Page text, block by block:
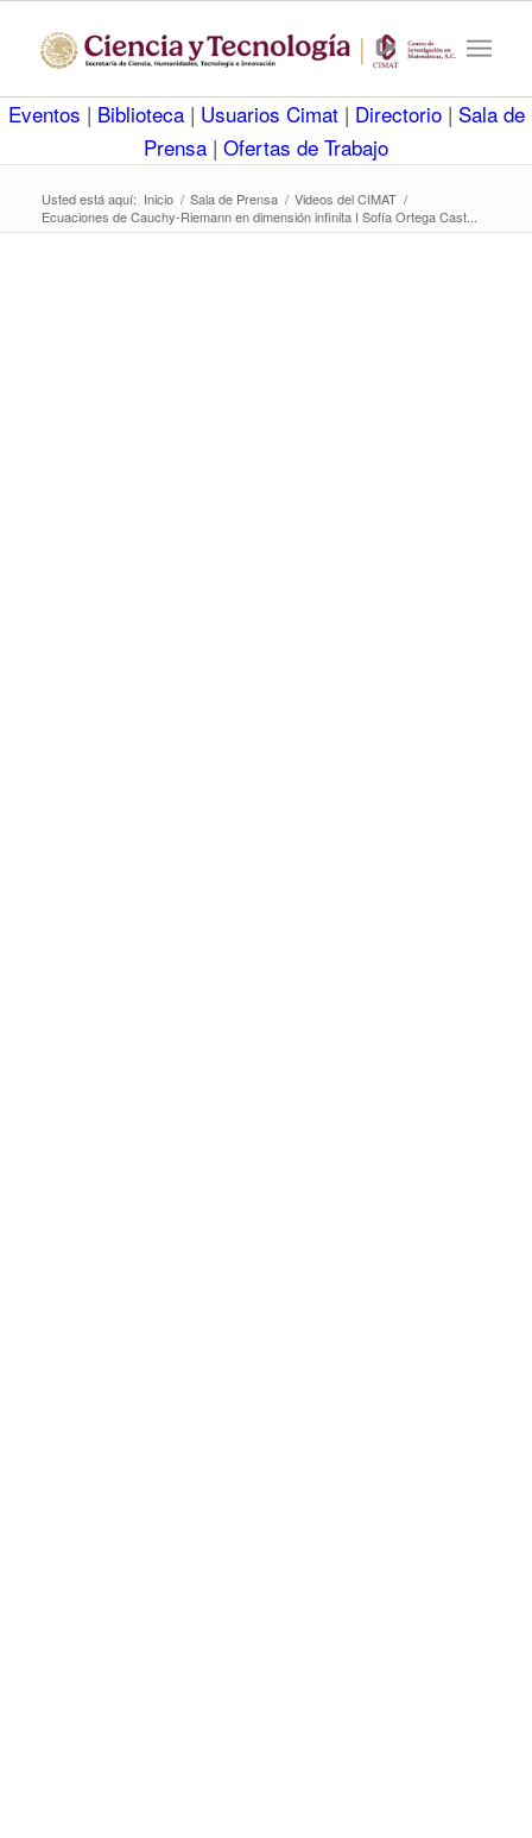
Eventos | Biblioteca | Usuarios Cimat | Directorio | Sala de
Prensa | Ofertas de Trabajo
Usted está aquí: Inicio / Sala de Prensa / Videos del CIMAT /
Ecuaciones de Cauchy-Riemann en dimensión infinita I Sofía Ortega Cast...